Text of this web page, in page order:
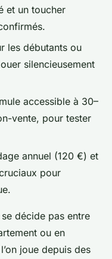
et un toucher
les débutants ou
silencieusement
accessible à 30–
vente, pour tester
annuel (120 €) et
pour
décide pas entre
ou en
joue depuis des